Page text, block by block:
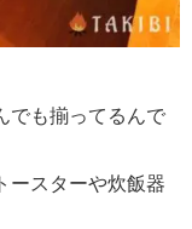
でも揃ってるんで
ースターや炊飯器